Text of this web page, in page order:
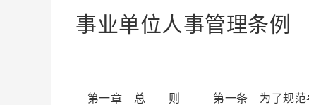
事业单位人事管理条例
第一章 总 则 第一条 为了规范事业单